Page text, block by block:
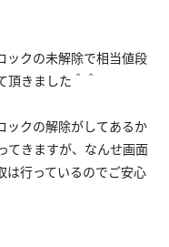
ックの未解除で相当値段
頂きました＾＾
ックの解除がしてあるか
てきますが、なんせ画面
は行っているのでご安心